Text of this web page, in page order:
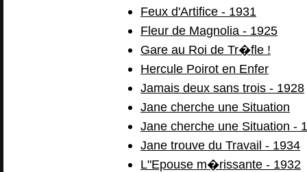
Feux d'Artifice - 1931
Fleur de Magnolia - 1925
Gare au Roi de Tr�fle !
Hercule Poirot en Enfer
Jamais deux sans trois - 1928
Jane cherche une Situation
Jane cherche une Situation -
Jane trouve du Travail - 1934
L"Epouse m�rissante - 1932